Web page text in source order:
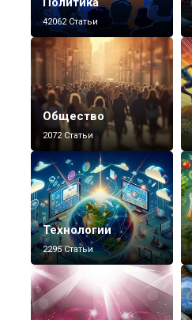
42062 Статьи
Общество
2072 Статьи
Технологии
2295 Статьи